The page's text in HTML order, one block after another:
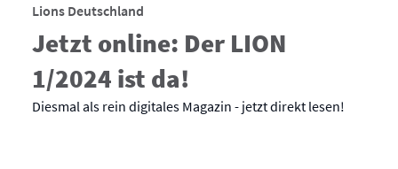
Lions Deutschland
Jetzt online: Der LION
1/2024 ist da!
Diesmal als rein digitales Magazin - jetzt direkt lesen!